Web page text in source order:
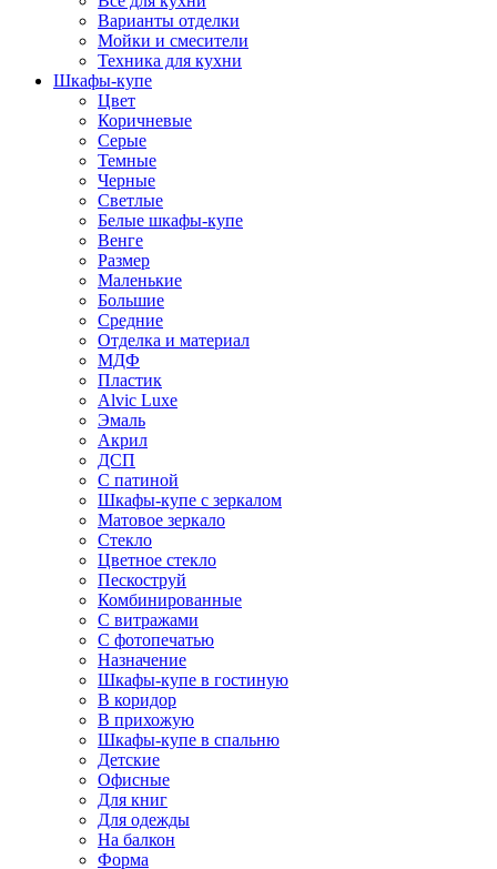
Варианты отделки
Мойки и смесители
Техника для кухни
Шкафы-купе
Цвет
Коричневые
Серые
Темные
Черные
Светлые
Белые шкафы-купе
Венге
Размер
Маленькие
Большие
Средние
Отделка и материал
МДФ
Пластик
Alvic Luxe
Эмаль
Акрил
ДСП
С патиной
Шкафы-купе с зеркалом
Матовое зеркало
Стекло
Цветное стекло
Пескоструй
Комбинированные
С витражами
С фотопечатью
Назначение
Шкафы-купе в гостиную
В коридор
В прихожую
Шкафы-купе в спальню
Детские
Офисные
Для книг
Для одежды
На балкон
Форма